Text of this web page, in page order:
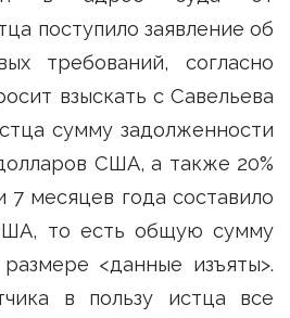
поступило заявление об
требований, согласно
взыскать с Савельева
сумму задолженности
США, а также 20%
7 месяцев года составило
то есть общую сумму
<данные изъяты>.
в пользу истца все